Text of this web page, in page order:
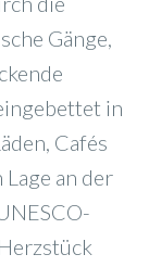
Gänge,
in
Cafés
an der